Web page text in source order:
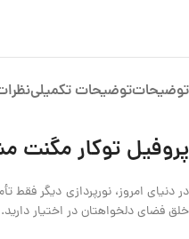
توضیحاتتوضیحات تکمیلی
پروفیل توکار مگنت
در دنیای امروز، نورپردازی دیگر
خلق فضای دلخواهتان در اختیار دارید.